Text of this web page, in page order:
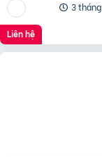
3 tháng
Liên hệ